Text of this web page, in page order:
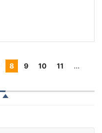
8 9 10 11
...